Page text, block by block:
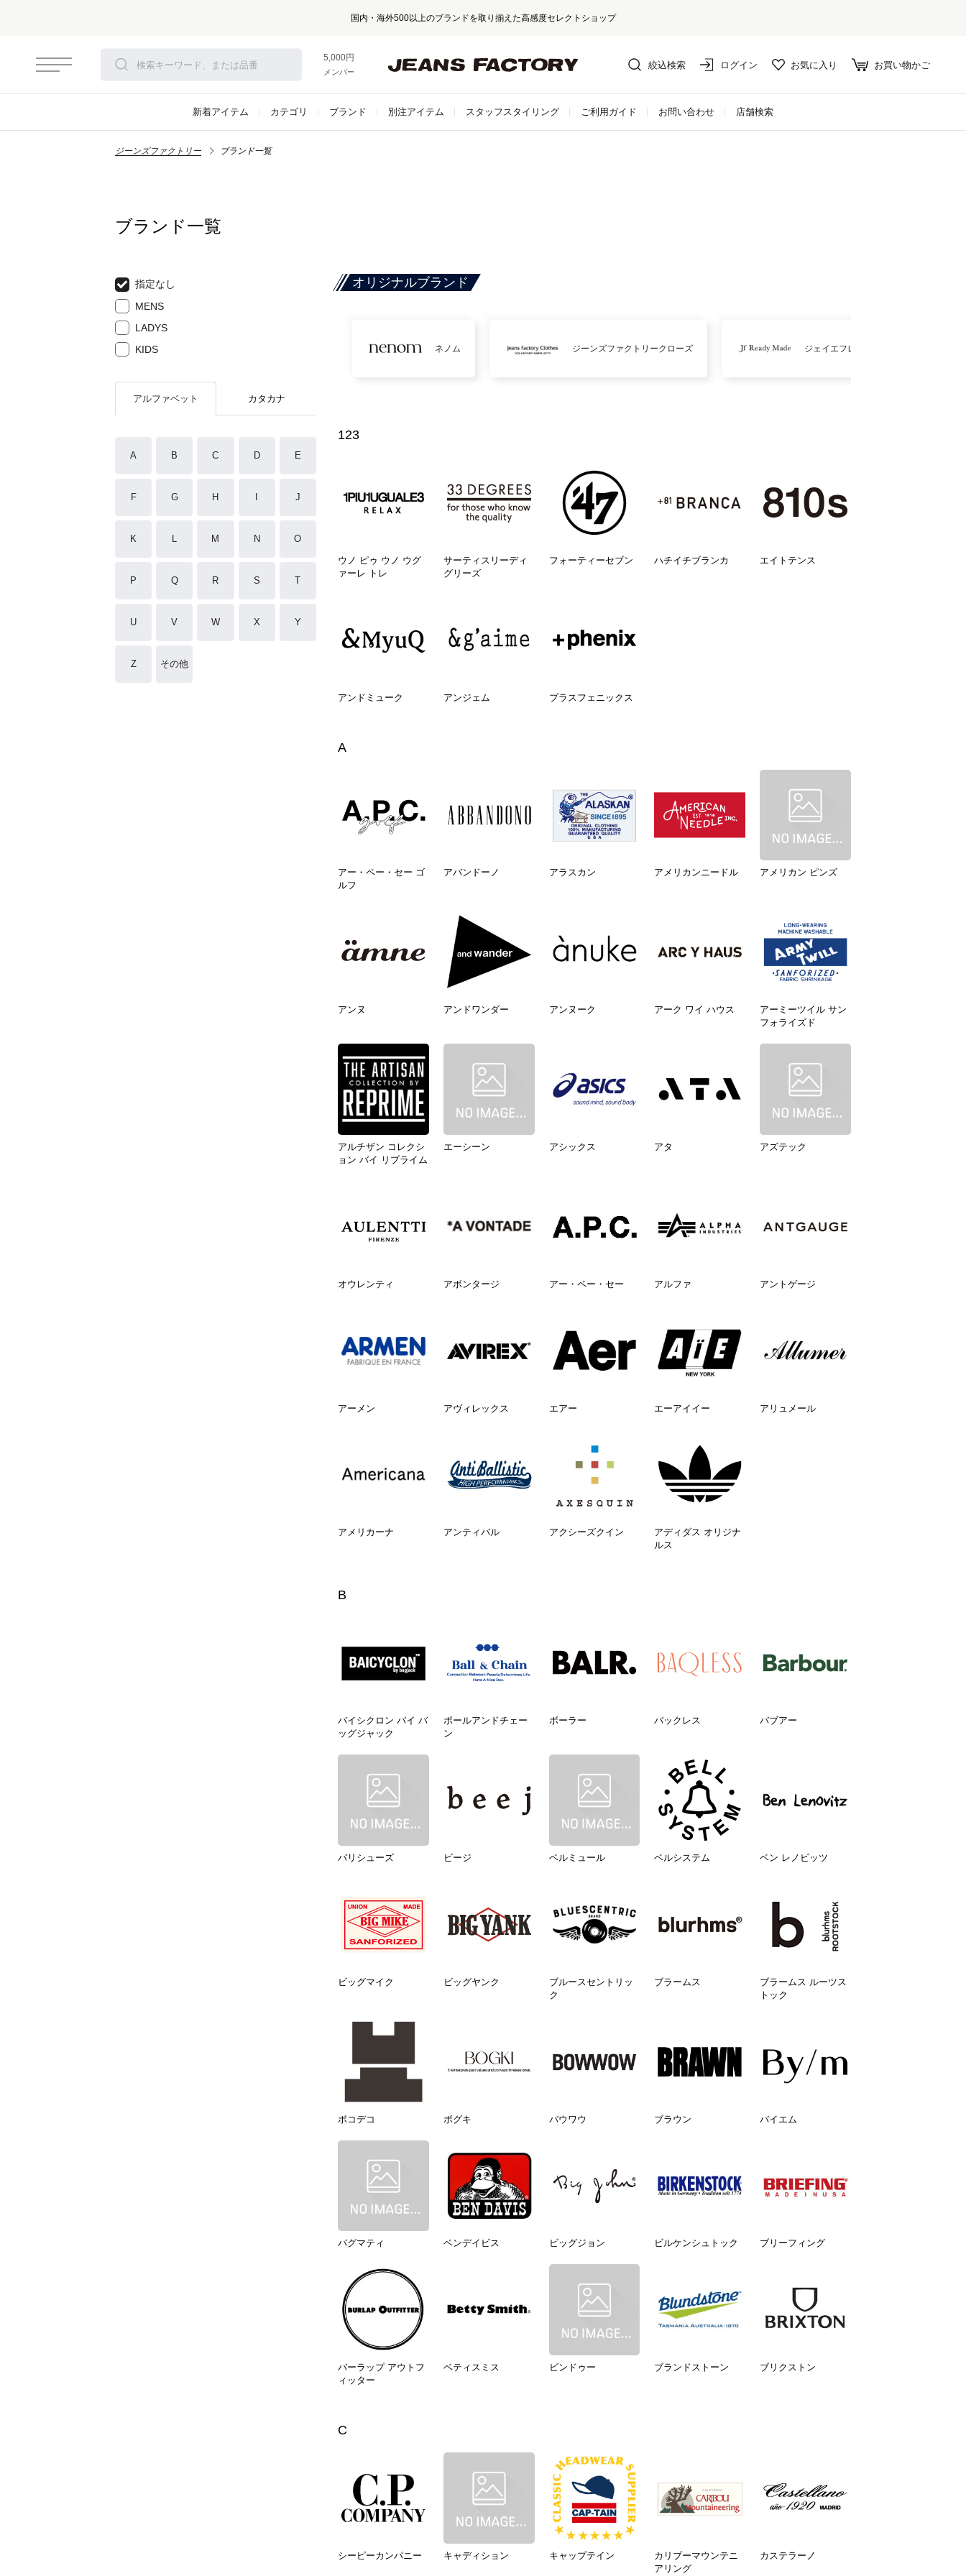
国内・海外500以上のブランドを取り揃えた高感度セレクトショップ
5,000円以上お買い上げで送料無料！
メンバー登録でお得な情報をゲット。さらに詳しく
絞込検索 ログイン お気に入り お買い物かご
新着アイテム カテゴリ ブランド 別注アイテム スタッフスタイリング ご利用ガイド お問い合わせ 店舗検索
ジーンズファクトリー ブランド一覧
ブランド一覧
指定なし
MENS
LADYS
KIDS
アルファベット カタカナ
A B C D E
F G H J
K L M N O
P Q R S T
U V W X Y
Z その他
オリジナルブランド
ネノム ジーンズファクトリークローズ ジェイエフレディメイド
123
ウノ ピゥ ウノ ウグ
ァーレ トレ
サーティスリーディ
グリーズ
フォーティーセブン ハチイチブランカ エイトテンス
アンドミューク アンジェム プラスフェニックス
A
アー・ペー・セー ゴ
ルフ
アバンドーノ アラスカン アメリカンニードル アメリカン ピンズ
アンヌ アンドワンダー アンヌーク アーク ワイ ハウス
アーミーツイル サン
フォライズド
アルチザン コレクシ
ョン バイ リプライム
エーシーン アシックス アタ アズテック
オウレンティ アボンタージ アー・ペー・セー アルファ アントゲージ
アーメン アヴィレックス エアー エーアイイー アリュメール
アメリカーナ アンティバル アクシーズクイン
アディダス オリジナ
ルス
B
バイシクロン バイ バ
ッグジャック
ボールアンドチェー
ン
ボーラー バックレス バブアー
バリシューズ ビージ ベルミュール ベルシステム ベン レノビッツ
ビッグマイク ビッグヤンク
ブルースセントリッ
ク
ブラームス
ブラームス ルーツス
トック
ボコデコ ボグキ バウワウ ブラウン バイエム
バグマティ ベンデイビス ビッグジョン ビルケンシュトック ブリーフィング
バーラップ アウトフ
ィッター
ベティスミス ビンドゥー ブランドストーン ブリクストン
C
シーピーカンパニー キャディション キャップテイン
カリブーマウンテニ
アリング
カステラーノ